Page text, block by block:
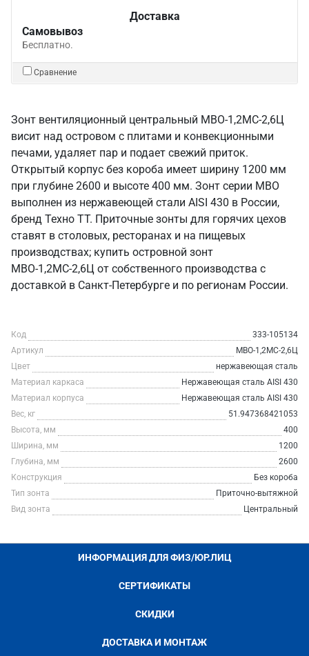
Доставка
Самовывоз
Бесплатно.
Сравнение
Зонт вентиляционный центральный МВО-1,2МС-2,6Ц
висит над островом с плитами и конвекционными
печами, удаляет пар и подает свежий приток.
Открытый корпус без короба имеет ширину 1200 мм
при глубине 2600 и высоте 400 мм. Зонт серии МВО
выполнен из нержавеющей стали AISI 430 в России,
бренд Техно ТТ. Приточные зонты для горячих цехов
ставят в столовых, ресторанах и на пищевых
производствах; купить островной зонт
МВО-1,2МС-2,6Ц от собственного производства с
доставкой в Санкт‑Петербурге и по регионам России.
Код
333-105134
Артикул
МВО-1,2МС-2,6Ц
Цвет
нержавеющая сталь
Материал каркаса
Нержавеющая сталь AISI 430
Материал корпуса
Нержавеющая сталь AISI 430
Вес, кг
51.947368421053
Высота, мм
400
Ширина, мм
1200
Глубина, мм
2600
Конструкция
Без короба
Тип зонта
Приточно-вытяжной
Вид зонта
Центральный
ИНФОРМАЦИЯ ДЛЯ ФИЗ/ЮР.ЛИЦ
СЕРТИФИКАТЫ
СКИДКИ
ДОСТАВКА И МОНТАЖ